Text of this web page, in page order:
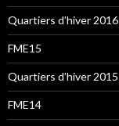
Quartiers d’hiver 2016
FME15
Quartiers d’hiver 2015
FME14